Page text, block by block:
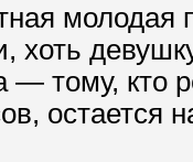
хоть
тому, кто
остается